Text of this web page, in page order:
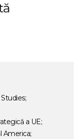
a UE;
America;